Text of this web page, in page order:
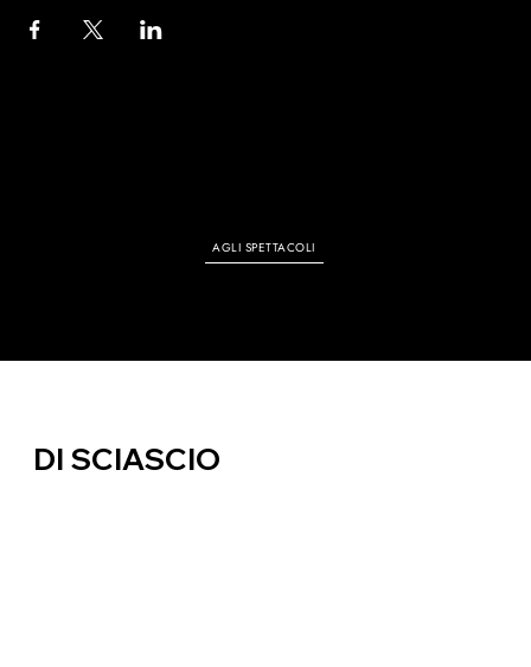
AGLI SPETTACOLI
DI SCIASCIO